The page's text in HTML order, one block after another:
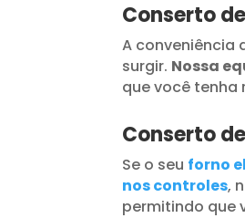
Conserto
A conveniência
surgir. Nossa
que você tenha
Conserto
Se o seu forno
nos controles,
permitindo que